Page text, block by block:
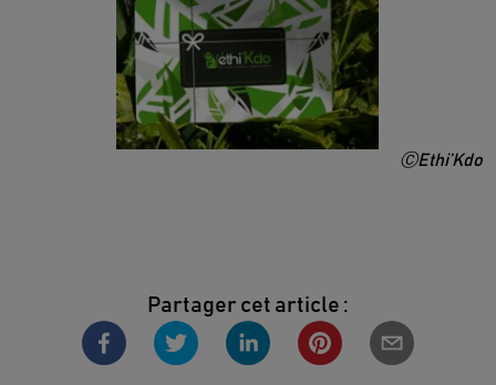
ⒸEthi’Kdo
Partager cet article :